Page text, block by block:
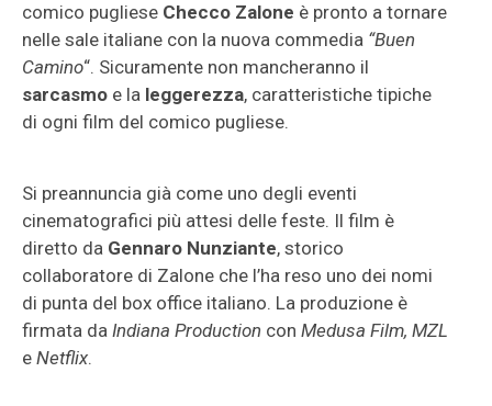
comico pugliese Checco Zalone è pronto a tornare
nelle sale italiane con la nuova commedia “Buen
Camino“. Sicuramente non mancheranno il
sarcasmo e la leggerezza, caratteristiche tipiche
di ogni film del comico pugliese.
Si preannuncia già come uno degli eventi
cinematografici più attesi delle feste. Il film è
diretto da Gennaro Nunziante, storico
collaboratore di Zalone che l’ha reso uno dei nomi
di punta del box office italiano. La produzione è
firmata da Indiana Production con Medusa Film, MZL
e Netflix.